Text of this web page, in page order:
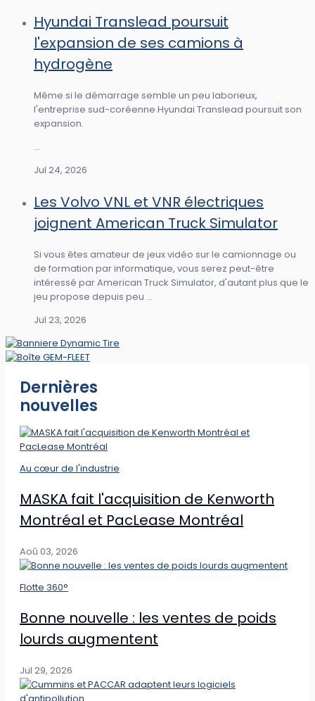
Hyundai Translead poursuit
l'expansion de ses camions à
hydrogène
Même si le démarrage semble un peu laborieux,
l'entreprise sud-coréenne Hyundai Translead poursuit son
expansion.
...
Jul 24, 2026
Les Volvo VNL et VNR électriques
joignent American Truck Simulator
Si vous êtes amateur de jeux vidéo sur le camionnage ou
de formation par informatique, vous serez peut-être
intéressé par American Truck Simulator, d'autant plus que le
jeu propose depuis peu ...
Jul 23, 2026
Dernières
nouvelles
Au cœur de l'industrie
MASKA fait l'acquisition de Kenworth
Montréal et PacLease Montréal
Aoû 03, 2026
Flotte 360°
Bonne nouvelle : les ventes de poids
lourds augmentent
Jul 29, 2026